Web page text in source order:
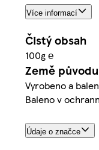
Více informací
Čistý obsah
100g ℮
Země původu
Vyrobeno a
Baleno v
Údaje o značce